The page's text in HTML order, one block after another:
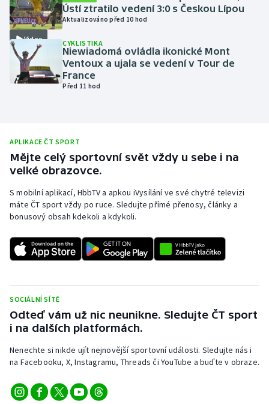
Olympijské hry
Parasport
Plavání
Rychlobruslení
Rychlostní kanoistika
Short track
Sportovní střelba
Veslování
Vodní slalom
Volejbal
Video
Ústí ztratilo vedení 3:0 s Českou Lípou
Aktualizováno před 10 hod
CYKLISTIKA
Niewiadomá ovládla ikonické Mont
Ventoux a ujala se vedení v Tour de
France
Před 11 hod
APLIKACE ČT SPORT
Mějte celý sportovní svět vždy u sebe i na
velké obrazovce.
S mobilní aplikací, HbbTV a apkou iVysílání ve své chytré televizi
máte ČT sport vždy po ruce. Sledujte přímé přenosy, články a
bonusový obsah kdekoli a kdykoli.
SOCIÁLNÍ SÍTĚ
Odteď vám už nic neunikne. Sledujte ČT sport
i na dalších platformách.
Nenechte si nikde ujít nejnovější sportovní události. Sledujte nás i
na Facebooku, X, Instagramu, Threads či YouTube a buďte v obraze.